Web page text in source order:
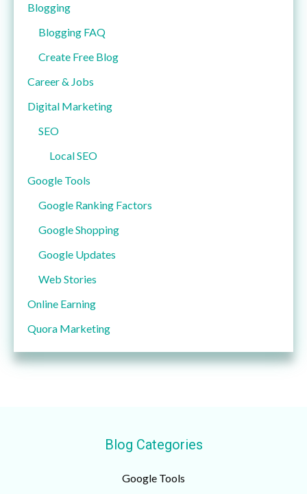
Blogging
Blogging FAQ
Create Free Blog
Career & Jobs
Digital Marketing
SEO
Local SEO
Google Tools
Google Ranking Factors
Google Shopping
Google Updates
Web Stories
Online Earning
Quora Marketing
Blog Categories
Google Tools